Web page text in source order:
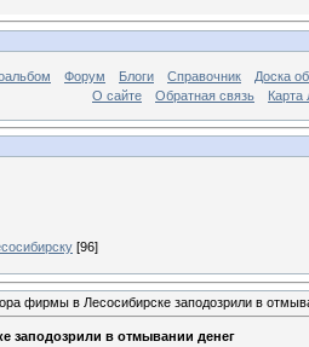
Форум Блоги Справочник
Доска
О сайте
Обратная связь Карта
[96]
фирмы в Лесосибирске заподозрили в
заподозрили в отмывании денег